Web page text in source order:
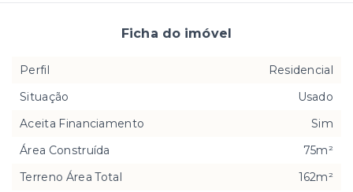
Ficha do imóvel
Perfil
Residencial
Situação
Usado
Aceita Financiamento
Sim
Área Construída
75m²
Terreno Área Total
162m²